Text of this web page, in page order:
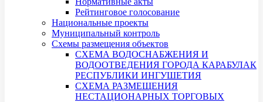
Рейтинговое голосование
Национальные проекты
Муниципальный контроль
Схемы размещения объектов
СХЕМА ВОДОСНАБЖЕНИЯ И
ВОДООТВЕДЕНИЯ ГОРОДА КАРАБУЛАК
РЕСПУБЛИКИ ИНГУШЕТИЯ
СХЕМА РАЗМЕЩЕНИЯ
НЕСТАЦИОНАРНЫХ ТОРГОВЫХ